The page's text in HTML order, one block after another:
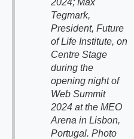
2024; Max
Tegmark,
President, Future
of Life Institute, on
Centre Stage
during the
opening night of
Web Summit
2024 at the MEO
Arena in Lisbon,
Portugal. Photo